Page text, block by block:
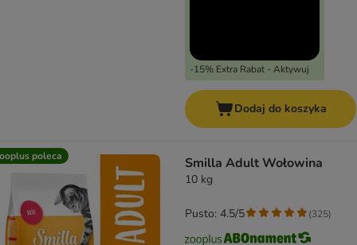
-15% Extra Rabat - Aktywuj
Dodaj do koszyka
poleca Smilla Adult Wołowina
10 kg
Pusto: 4.5/5 (325)